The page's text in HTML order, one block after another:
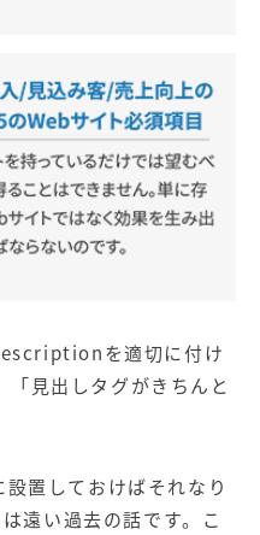
を適切に付け
「見出しタグがきちんと
置しておけばそれなり
遠い過去の話です。こ